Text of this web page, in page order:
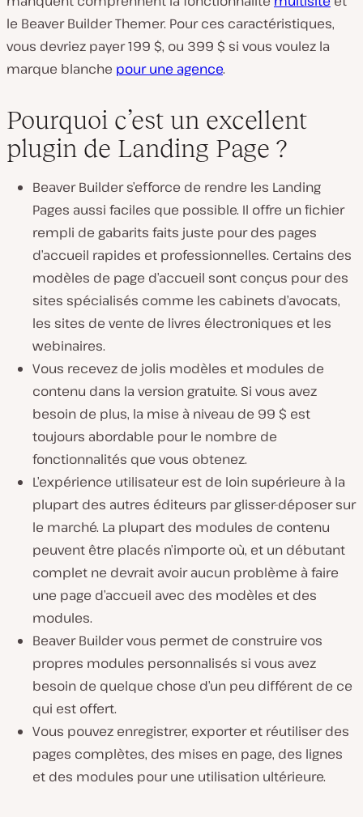
le Beaver Builder Themer. Pour ces caractéristiques,
vous devriez payer 199 $, ou 399 $ si vous voulez la
marque blanche pour une agence.
Pourquoi c’est un excellent
plugin de Landing Page ?
Beaver Builder s’efforce de rendre les Landing
Pages aussi faciles que possible. Il offre un fichier
rempli de gabarits faits juste pour des pages
d’accueil rapides et professionnelles. Certains des
modèles de page d’accueil sont conçus pour des
sites spécialisés comme les cabinets d’avocats,
les sites de vente de livres électroniques et les
webinaires.
Vous recevez de jolis modèles et modules de
contenu dans la version gratuite. Si vous avez
besoin de plus, la mise à niveau de 99 $ est
toujours abordable pour le nombre de
fonctionnalités que vous obtenez.
L’expérience utilisateur est de loin supérieure à la
plupart des autres éditeurs par glisser-déposer sur
le marché. La plupart des modules de contenu
peuvent être placés n’importe où, et un débutant
complet ne devrait avoir aucun problème à faire
une page d’accueil avec des modèles et des
modules.
Beaver Builder vous permet de construire vos
propres modules personnalisés si vous avez
besoin de quelque chose d’un peu différent de ce
qui est offert.
Vous pouvez enregistrer, exporter et réutiliser des
pages complètes, des mises en page, des lignes
et des modules pour une utilisation ultérieure.